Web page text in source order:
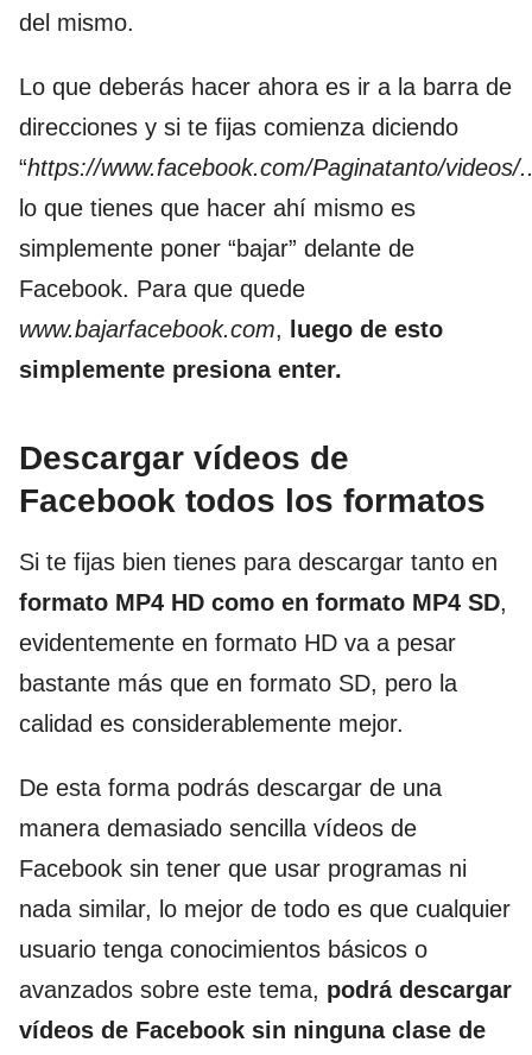
del mismo.
Lo que deberás hacer ahora es ir a la barra de
direcciones y si te fijas comienza diciendo
“https://www.facebook.com/Paginatanto/videos/
lo que tienes que hacer ahí mismo es
simplemente poner “bajar” delante de
Facebook. Para que quede
www.bajarfacebook.com,
luego de esto
simplemente presiona enter.
Descargar vídeos de
Facebook todos los formatos
Si te fijas bien tienes para descargar tanto en
formato MP4 HD como en formato MP4 SD,
evidentemente en formato HD va a pesar
bastante más que en formato SD, pero la
calidad es considerablemente mejor.
De esta forma podrás descargar de una
manera demasiado sencilla vídeos de
Facebook sin tener que usar programas ni
nada similar, lo mejor de todo es que cualquier
usuario tenga conocimientos básicos o
avanzados sobre este tema, podrá descargar
vídeos de Facebook sin ninguna clase de